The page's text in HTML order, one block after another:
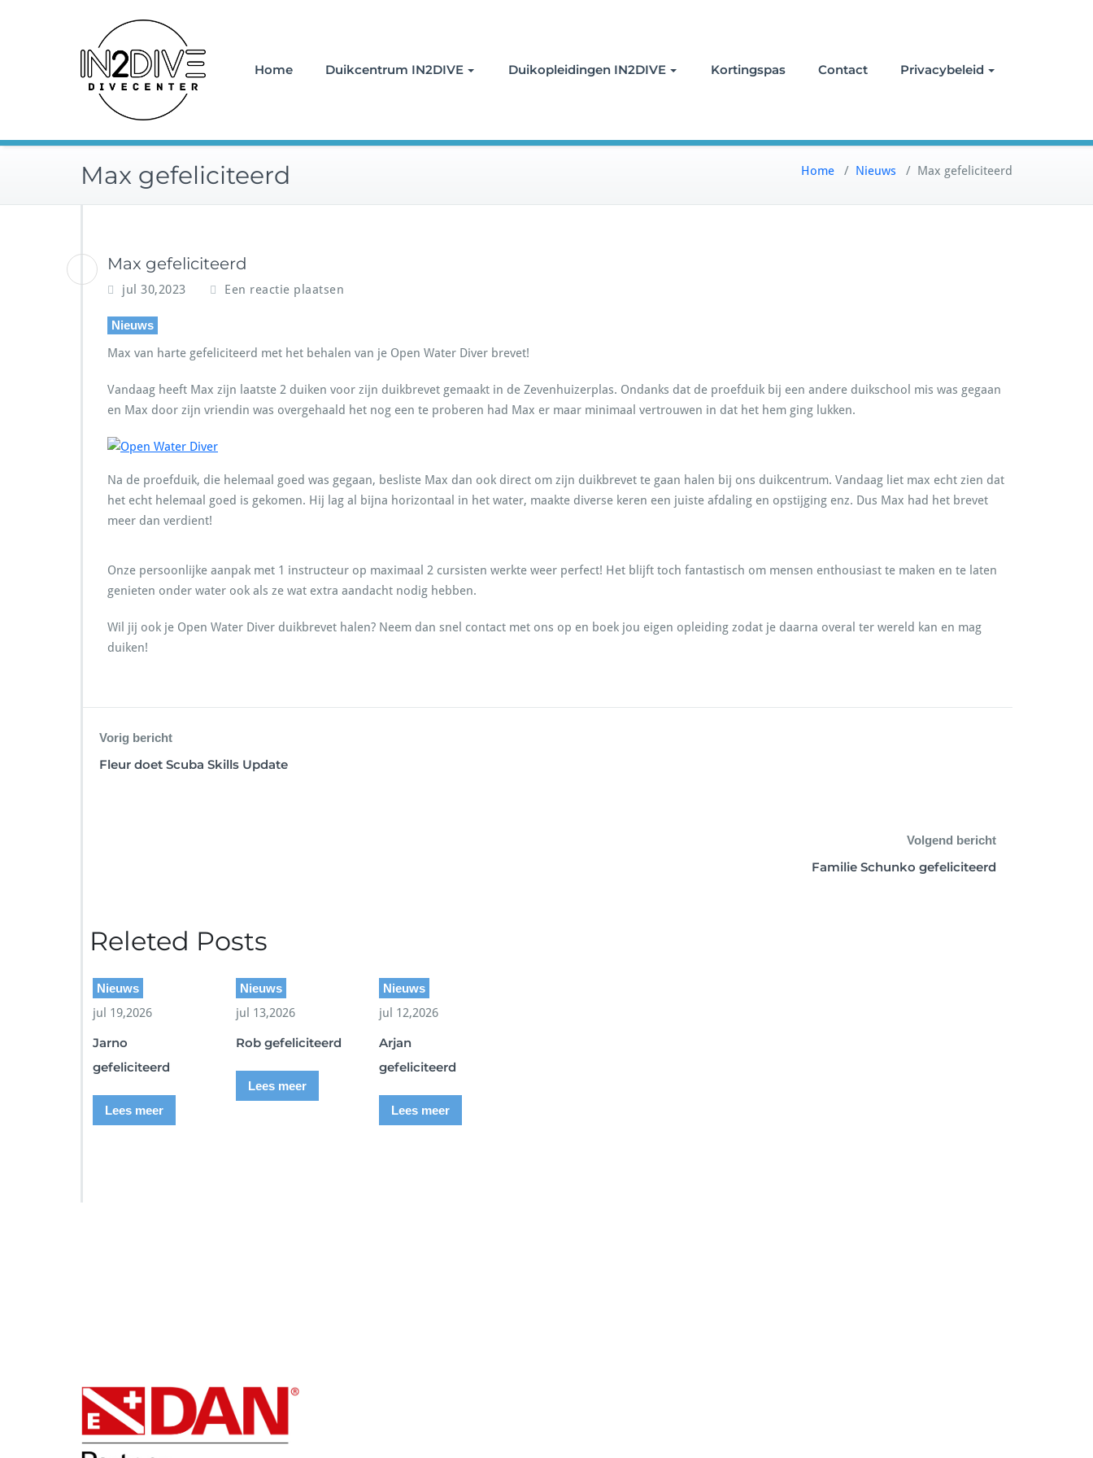
Home Duikcentrum IN2DIVE Duikopleidingen IN2DIVE Kortingspas Contact Privacybeleid
Max gefeliciteerd Home / Nieuws / Max gefeliciteerd
Max gefeliciteerd
jul 30,2023 Een reactie plaatsen
Nieuws
Max van harte gefeliciteerd met het behalen van je Open Water Diver brevet!
Vandaag heeft Max zijn laatste 2 duiken voor zijn duikbrevet gemaakt in de Zevenhuizerplas. Ondanks dat de proefduik bij een andere duikschool mis was gegaan
en Max door zijn vriendin was overgehaald het nog een te proberen had Max er maar minimaal vertrouwen in dat het hem ging lukken.
Na de proefduik, die helemaal goed was gegaan, besliste Max dan ook direct om zijn duikbrevet te gaan halen bij ons duikcentrum. Vandaag liet max echt zien dat
het echt helemaal goed is gekomen. Hij lag al bijna horizontaal in het water, maakte diverse keren een juiste afdaling en opstijging enz. Dus Max had het brevet
meer dan verdient!
Onze persoonlijke aanpak met 1 instructeur op maximaal 2 cursisten werkte weer perfect! Het blijft toch fantastisch om mensen enthousiast te maken en te laten
genieten onder water ook als ze wat extra aandacht nodig hebben.
Wil jij ook je Open Water Diver duikbrevet halen? Neem dan snel contact met ons op en boek jou eigen opleiding zodat je daarna overal ter wereld kan en mag
duiken!
Vorig bericht
Fleur doet Scuba Skills Update
Volgend bericht
Familie Schunko gefeliciteerd
Releted Posts
Nieuws
jul 19,2026
Jarno
gefeliciteerd
Lees meer
Nieuws
jul 13,2026
Rob gefeliciteerd
Lees meer
Nieuws
jul 12,2026
Arjan
gefeliciteerd
Lees meer